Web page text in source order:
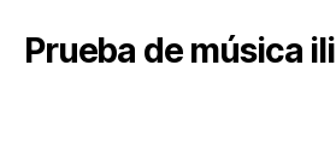
Prueba de música